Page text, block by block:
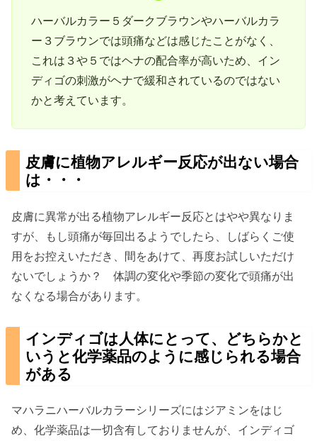
ハーバルカラー５ダークブラウンやハーバルカラ
ー３ブラウンでは頭痛などは感じたことがなく、
これは３や５ではヘナの配合率が高いため、イン
ディゴの刺激がヘナで緩和されているのではない
かと考えています。
皮膚に植物アレルギー反応が出ない場合
は・・・
皮膚に異常が出る植物アレルギー反応とはやや異なりま
すが、もし頭痛が毎回出るようでしたら、しばらくご使
用をお控えいただき、間をあけて、再度お試しいただけ
ないでしょうか？ 体調の変化や季節の変化で頭痛が出
なくなる場合があります。
インディゴは人体にとって、どちらかと
いうと化学薬品のように感じられる場合
がある
マハラニハーバルカラーシリーズにはジアミンをはじ
め、化学薬品は一切含有しておりませんが、インディゴ